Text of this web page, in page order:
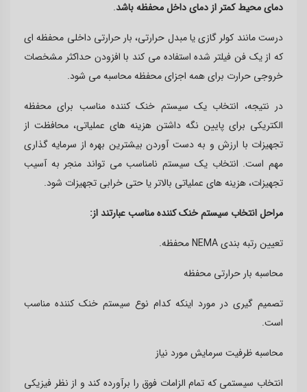
دمای محیط کمتر از دمای داخل محفظه باشد.
درست مانند کولر گازی یا مبدل حرارتی، بار حرارتی داخلی محفظه ای
که از یک فن فیلتر شده استفاده می کند با افزودن حداکثر مشخصات
خروجی حرارت برای همه اجزای محفظه محاسبه می شود.
در نتیجه، انتخاب یک سیستم خنک کننده مناسب برای محفظه
الکتریکی برای پایین نگه داشتن هزینه های عملیاتی، محافظت از
تجهیزات با ارزش و به دست آوردن بیشترین بهره از سرمایه گذاری
مهم است. انتخاب یک سیستم نامناسب می تواند منجر به آسیب
تجهیزات، هزینه های عملیاتی بالاتر یا حتی خرابی تجهیزات شود.
مراحل انتخاب سیستم خنک کننده مناسب عبارتند از:
تعیین رتبه بندیNEMAمحفظه.
محاسبه بار حرارتی محفظه
تصمیم گیری در مورد اینکه کدام نوع سیستم خنک کننده مناسب
است.
محاسبه ظرفیت سرمایش مورد نیاز
انتخاب سیستمی که تمام الزامات فوق را برآورده کند و از نظر فیزیکی